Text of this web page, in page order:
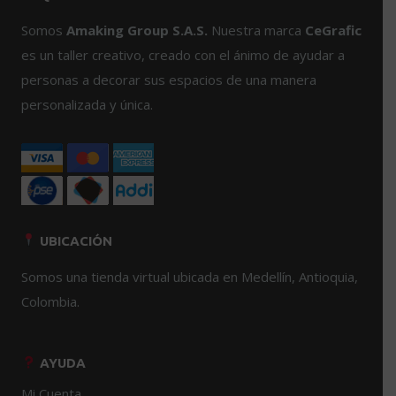
Las
opciones
elegir
en
página
de
producto
Somos Amaking Group S.A.S. Nuestra marca CeGrafic
es un taller creativo, creado con el ánimo de ayudar a
personas a decorar sus espacios de una manera
personalizada y única.
UBICACIÓN
Somos una tienda virtual ubicada en Medellín, Antioquia,
Colombia.
AYUDA